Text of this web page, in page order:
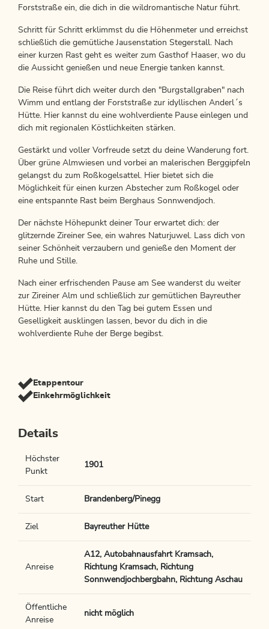
Forststraße ein, die dich in die wildromantische Natur führt.
Schritt für Schritt erklimmst du die Höhenmeter und erreichst
schließlich die gemütliche Jausenstation Stegerstall. Nach
einer kurzen Rast geht es weiter zum Gasthof Haaser, wo du
die Aussicht genießen und neue Energie tanken kannst.
Die Reise führt dich weiter durch den "Burgstallgraben" nach
Wimm und entlang der Forststraße zur idyllischen Anderl´s
Hütte. Hier kannst du eine wohlverdiente Pause einlegen und
dich mit regionalen Köstlichkeiten stärken.
Gestärkt und voller Vorfreude setzt du deine Wanderung fort.
Über grüne Almwiesen und vorbei an malerischen Berggipfeln
gelangst du zum Roßkogelsattel. Hier bietet sich die
Möglichkeit für einen kurzen Abstecher zum Roßkogel oder
eine entspannte Rast beim Berghaus Sonnwendjoch.
Der nächste Höhepunkt deiner Tour erwartet dich: der
glitzernde Zireiner See, ein wahres Naturjuwel. Lass dich von
seiner Schönheit verzaubern und genieße den Moment der
Ruhe und Stille.
Nach einer erfrischenden Pause am See wanderst du weiter
zur Zireiner Alm und schließlich zur gemütlichen Bayreuther
Hütte. Hier kannst du den Tag bei gutem Essen und
Geselligkeit ausklingen lassen, bevor du dich in die
wohlverdiente Ruhe der Berge begibst.
Etappentour
Einkehrmöglichkeit
Details
Höchster
Punkt
1901
Start Brandenberg/Pinegg
Ziel Bayreuther Hütte
Anreise
A12, Autobahnausfahrt Kramsach,
Richtung Kramsach, Richtung
Sonnwendjochbergbahn, Richtung Aschau
Öffentliche
Anreise
nicht möglich